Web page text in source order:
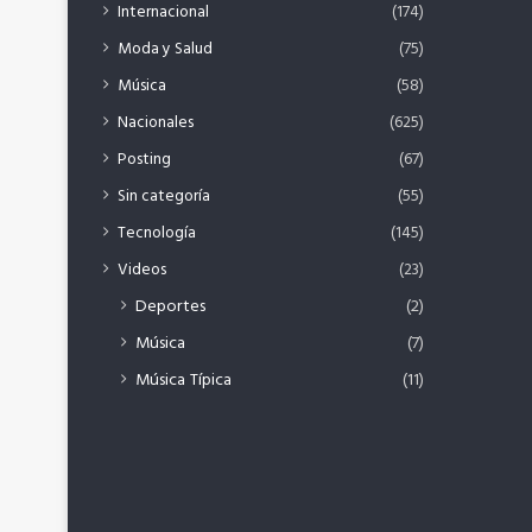
Internacional
(174)
Moda y Salud
(75)
Música
(58)
Nacionales
(625)
Posting
(67)
Sin categoría
(55)
Tecnología
(145)
Videos
(23)
Deportes
(2)
Música
(7)
Música Típica
(11)